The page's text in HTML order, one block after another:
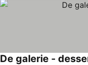
De galerie -